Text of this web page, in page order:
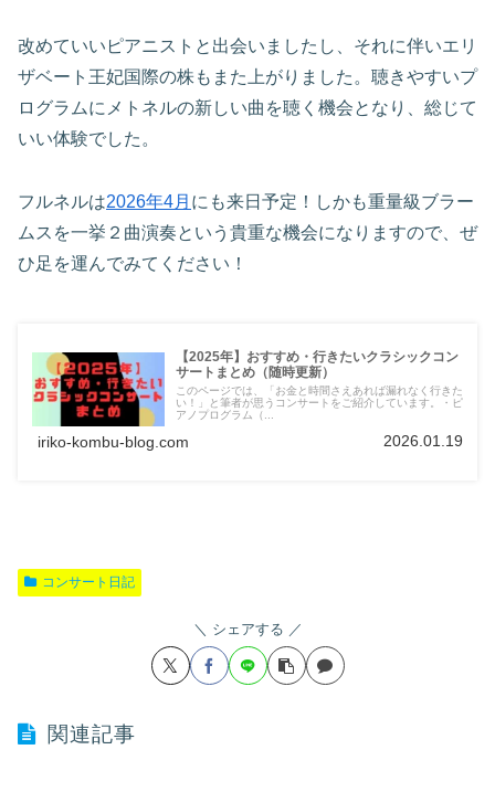
改めていいピアニストと出会いましたし、それに伴いエリ
ザベート王妃国際の株もまた上がりました。聴きやすいプ
ログラムにメトネルの新しい曲を聴く機会となり、総じて
いい体験でした。
フルネルは2026年4月 にも来日予定！しかも重量級ブラー
ムスを一挙２曲演奏という貴重な機会になりますので、ぜ
ひ足を運んでみてください！
【2025年】おすすめ・行きたいクラシックコン
サートまとめ（随時更新）
このページでは、「お金と時間さえあれば漏れなく行きた
い！」と筆者が思うコンサートをご紹介しています。・ピ
アノプログラム（...
iriko-kombu-blog.com 2026.01.19
コンサート日記
シェアする
関連記事